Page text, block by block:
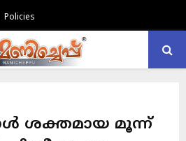
Policies
ശക്തമായ മൂന്ന്